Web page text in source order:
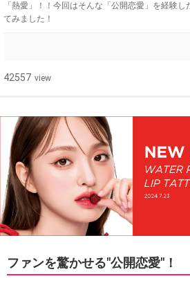
「熱愛」！！今回はそんな「公開恋愛」を経験
てみました！
42557 view
ファンを驚かせる"公開恋愛"！